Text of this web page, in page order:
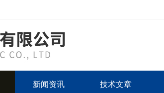
新闻资讯 技术文章